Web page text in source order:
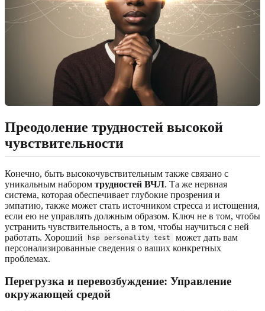
Преодоление трудностей высокой
чувствительности
Конечно, быть высокочувствительным также связано с
уникальным набором трудностей ВЧЛ. Та же нервная
система, которая обеспечивает глубокие прозрения и
эмпатию, также может стать источником стресса и истощения,
если ею не управлять должным образом. Ключ не в том, чтобы
устранить чувствительность, а в том, чтобы научиться с ней
работать. Хороший
hsp personality test
может дать вам
персонализированные сведения о ваших конкретных
проблемах.
Перегрузка и перевозбуждение: Управление
окружающей средой